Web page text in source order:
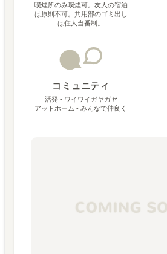
喫煙所のみ喫煙可。友人の宿泊
は原則不可。共用部のゴミ出し
は住人当番制。
コミュニティ
活発 - ワイワイガヤガヤ
アットホーム - みんなで仲良く